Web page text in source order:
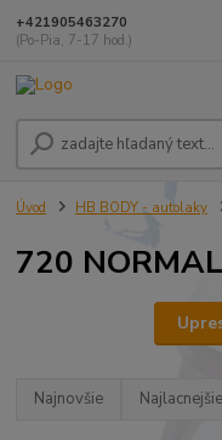
+421905463270
(Po-Pia, 7-17 hod.)
Úvod HB BODY - autolaky
720
Najnovšie Najlacnejšie